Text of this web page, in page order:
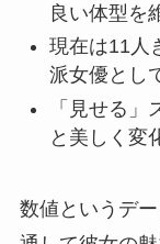
良い体型を
現在は11人
派女優とし
「見せる
と美しく変
数値というデ